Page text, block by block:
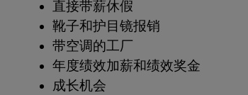
直接带薪休假
靴子和护目镜报销
带空调的工厂
年度绩效加薪和绩效奖金
成长机会